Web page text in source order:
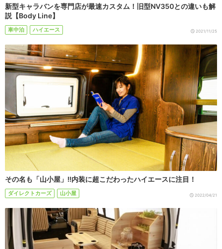
新型キャラバンを専門店が最速カスタム！旧型NV350との違いも解
説【Body Line】
車中泊 ハイエース 2021/11/25
その名も「山小屋」!!内装に超こだわったハイエースに注目！
ダイレクトカーズ 山小屋 2022/04/21